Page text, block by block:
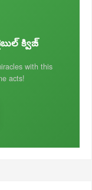
క్విజ్
with this
acts!